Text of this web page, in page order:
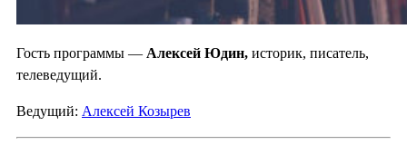
Гость программы — Алексей Юдин, историк, писатель,
телеведущий.
Ведущий: Алексей Козырев